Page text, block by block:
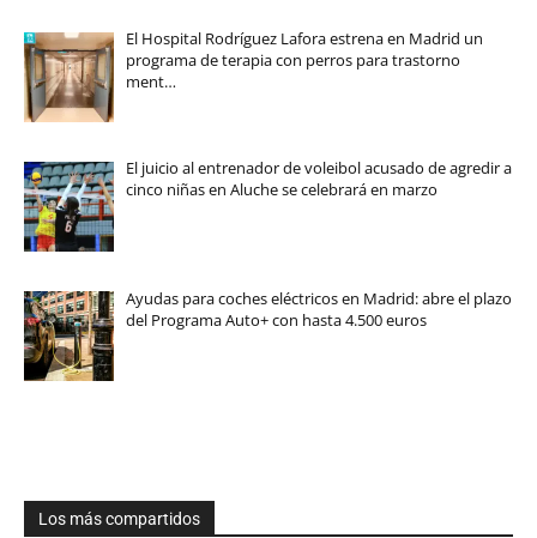
El Hospital Rodríguez Lafora estrena en Madrid un
programa de terapia con perros para trastorno
ment…
El juicio al entrenador de voleibol acusado de agredir a
cinco niñas en Aluche se celebrará en marzo
Ayudas para coches eléctricos en Madrid: abre el plazo
del Programa Auto+ con hasta 4.500 euros
Los más compartidos